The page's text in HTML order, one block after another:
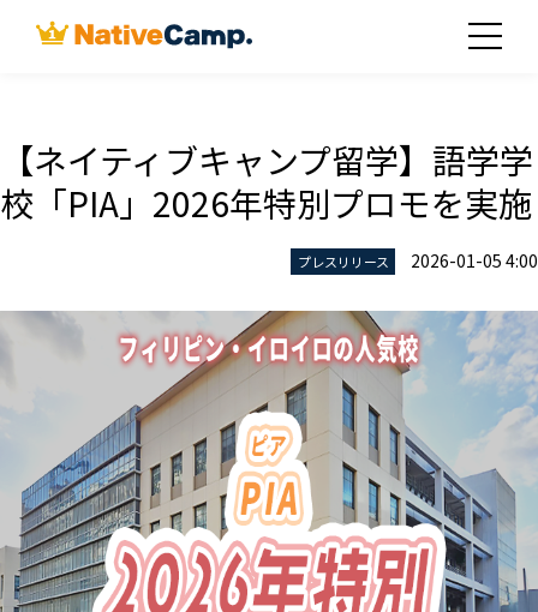
【ネイティブキャンプ留学】語学学
校「PIA」2026年特別プロモを実施
プレスリリース 2026-01-05 4:00